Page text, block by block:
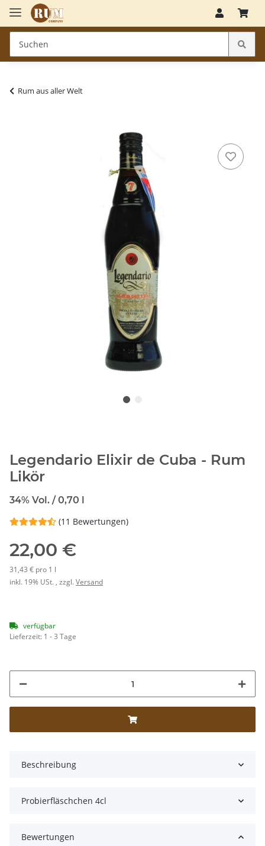
Rum aus aller Welt
Legendario Elixir de Cuba - Rum
Likör
34% Vol. / 0,70 l
(11 Bewertungen)
22,00 €
31,43 € pro 1 l
inkl. 19% USt. , zzgl.Versand
verfügbar
Lieferzeit: 1 - 3 Tage
Beschreibung
Probierfläschchen 4cl
Bewertungen